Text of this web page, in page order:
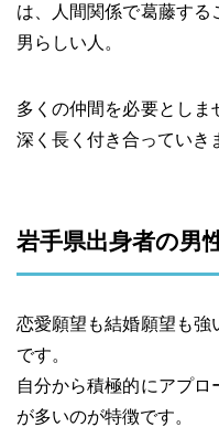
は、人間関係で葛藤する
男らしい人。
多くの仲間を必要としま
深く長く付き合っていき
岩手県出身者の男
恋愛願望も結婚願望も強
です。
自分から積極的にアプロ
が多いのが特徴です。